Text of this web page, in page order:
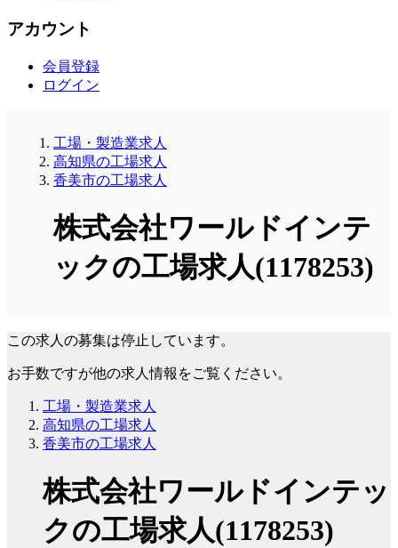
アカウント
会員登録
ログイン
工場・製造業求人
高知県の工場求人
香美市の工場求人
株式会社ワールドインテ
ックの工場求人(1178253)
この求人の募集は停止しています。
お手数ですが他の求人情報をご覧ください。
工場・製造業求人
高知県の工場求人
香美市の工場求人
株式会社ワールドインテッ
クの工場求人(1178253)